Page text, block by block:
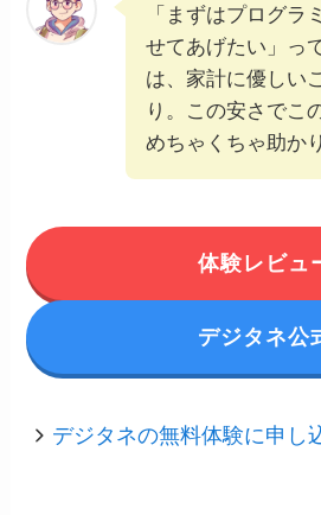
「まずはプログラ
せてあげたい」っ
は、家計に優しい
り。この安さでこ
めちゃくちゃ助か
体験レビュ
デジタネ公
デジタネの無料体験に申し